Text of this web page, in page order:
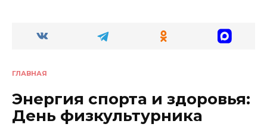
ГЛАВНАЯ
Энергия спорта и здоровья:
День физкультурника